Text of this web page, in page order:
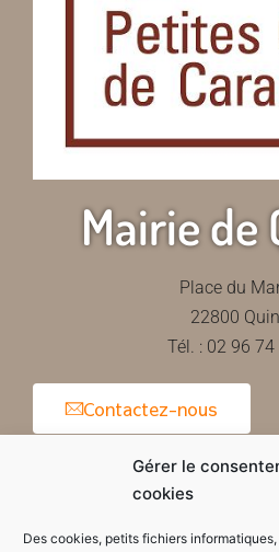
Gérer le
cookies
Des cookies, petits fichiers
Mairie de
Place du
22800
Tél. : 02 96 74
Contactez-nous
Horaires d'ouverture